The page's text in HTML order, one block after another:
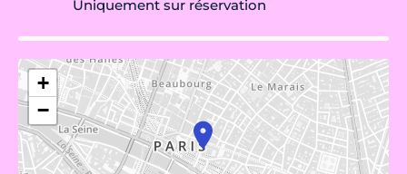
Uniquement sur réservation
+
−